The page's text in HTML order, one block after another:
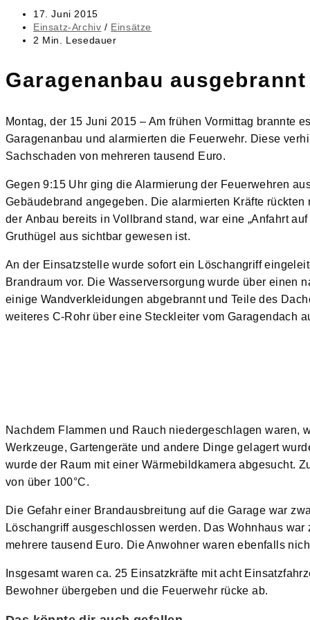
Beitrag
veröffentlicht:
17. Juni 2015
Beitrags-
Kategorie:
Einsatz-Archiv / Einsätze
Lesedauer:
2 Min. Lesedauer
Garagenanbau ausgebrannt
Montag, der 15 Juni 2015 – Am frühen Vormittag brannte
Garagenanbau und alarmierten die Feuerwehr. Diese
Sachschaden von mehreren tausend Euro.
Gegen 9:15 Uhr ging die Alarmierung der Feuerwehren
Gebäudebrand angegeben. Die alarmierten Kräfte
der Anbau bereits in Vollbrand stand, war eine „Anfahrt
Gruthügel aus sichtbar gewesen ist.
An der Einsatzstelle wurde sofort ein Löschangriff
Brandraum vor. Die Wasserversorgung wurde über einen
einige Wandverkleidungen abgebrannt und Teile des
weiteres C-Rohr über eine Steckleiter vom Garagendach
Nachdem Flammen und Rauch niedergeschlagen waren,
Werkzeuge, Gartengeräte und andere Dinge gelagert
wurde der Raum mit einer Wärmebildkamera abgesucht.
von über 100°C.
Die Gefahr einer Brandausbreitung auf die Garage war
Löschangriff ausgeschlossen werden. Das Wohnhaus
mehrere tausend Euro. Die Anwohner waren ebenfalls
Insgesamt waren ca. 25 Einsatzkräfte mit acht
Bewohner übergeben und die Feuerwehr rücke ab.